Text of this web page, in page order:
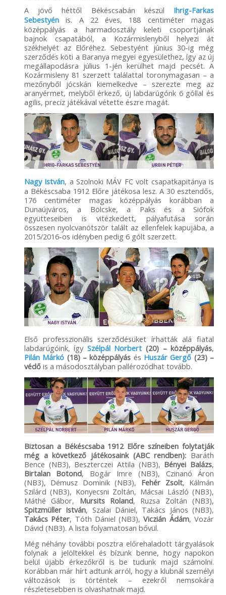
A jövő héttől Békéscsabán készül Ihrig-Farkas
Sebestyénis. A 22 éves, 188 centiméter magas
középpályás a harmadosztály keleti csoportjának
bajnok csapatából, a Kozármislenyből helyezi át
székhelyét az Előréhez. Sebestyént június 30-ig még
szerződés köti a Baranya megyei egyesülethez, így az új
megállapodásra július 1-jén kerülhet majd pecsét. A
Kozármisleny 81 szerzett találattal toronymagasan – a
mezőnyből jócskán kiemelkedve – szerezte meg az
aranyérmet, melyből érkező, új labdarúgónk 6 góllal és
agilis, precíz játékával vétette észre magát.
Nagy István, a Szolnoki MÁV FC volt csapatkapitánya is
a Békéscsaba 1912 Előre játékosa lesz. A 30 esztendős,
176 centiméter magas középpályás korábban a
Dunaújváros, a Bölcske, a Paks és a Siófok
együtteseiben is vitézkedett, pályafutása során
összesen nyolcvanötször talált az ellenfelek kapujába, a
2015/2016-os idényben pedig 6 gólt szerzett.
Első professzionális szerződésüket írhatták alá fiatal
labdarúgóink, így Szélpál Norbert (20) – középpályás,
Pilán Márkó (18) – középpályás és Huszár Gergő (23) –
védőis a másodosztályban pallérozódhat tovább.
Biztosan a Békéscsaba 1912 Előre színeiben folytatják
még a következő játékosaink (ABC rendben): Baráth
Bence (NB3), Beszterczei Attila (NB3), Bényei Balázs,
Birtalan Botond, Bogár Imre (NB3), Czinanó Áron
(NB3), Démusz Dominik (NB3), Fehér Zsolt, Kálmán
Szilárd (NB3), Konyecsni Zoltán, Mácsai László (NB3),
Máthé Gábor, Mursits Roland, Ruzsa Zoltán (NB3),
Spitzmüller István, Szalai Dániel, Takács János (NB3),
Takács Péter, Tóth Dániel (NB3),Viczián Ádám, Vozár
Dávid (NB3). A lista folyamatosan bővül.
Még néhány további posztra előrehaladott tárgyalások
folynak a jelöltekkel és bízunk benne, hogy napokon
belül újabb érkezőkről is be tudunk majd számolni.
Korábban már hírt adtunk arról, hogy a klubnál személyi
változások is történtek – ezekről nemsokára
részletesebben is olvashatnak majd.